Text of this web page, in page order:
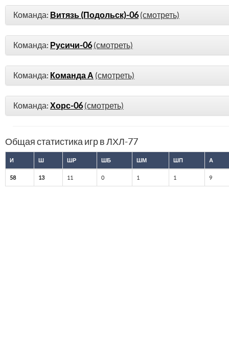
Команда: Витязь (Подольск)-06 (смотреть)
Команда: Русичи-06 (смотреть)
Команда: Команда А (смотреть)
Команда: Хорс-06 (смотреть)
Общая статистика игр в ЛХЛ-77
И Ш ШР ШБ ШМ ШП А
58 13 11 0 1 1 9